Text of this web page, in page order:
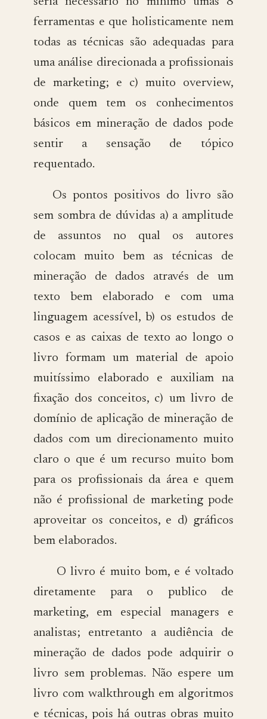
ferramentas e que holisticamente nem
todas as técnicas são adequadas para
uma análise direcionada a profissionais
de marketing; e c) muito overview,
onde quem tem os conhecimentos
básicos em mineração de dados pode
sentir a sensação de tópico
requentado.
Os pontos positivos do livro são
sem sombra de dúvidas a) a amplitude
de assuntos no qual os autores
colocam muito bem as técnicas de
mineração de dados através de um
texto bem elaborado e com uma
linguagem acessível, b) os estudos de
casos e as caixas de texto ao longo o
livro formam um material de apoio
muitíssimo elaborado e auxiliam na
fixação dos conceitos, c) um livro de
domínio de aplicação de mineração de
dados com um direcionamento muito
claro o que é um recurso muito bom
para os profissionais da área e quem
não é profissional de marketing pode
aproveitar os conceitos, e d) gráficos
bem elaborados.
O livro é muito bom, e é voltado
diretamente para o publico de
marketing, em especial managers e
analistas; entretanto a audiência de
mineração de dados pode adquirir o
livro sem problemas. Não espere um
livro com walkthrough em algoritmos
e técnicas, pois há outras obras muito